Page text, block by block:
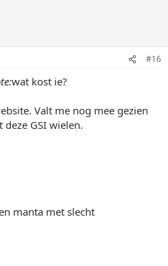
#16
wat kost ie?
Valt me nog mee gezien
GSI wielen.
manta met slecht